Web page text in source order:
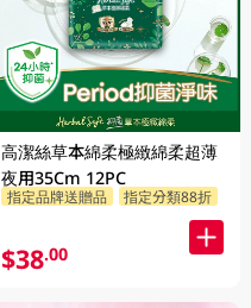
高潔絲草本綿柔極緻綿柔超薄
夜用35Cm 12PC
指定品牌送贈品 指定分類88折
$38.00